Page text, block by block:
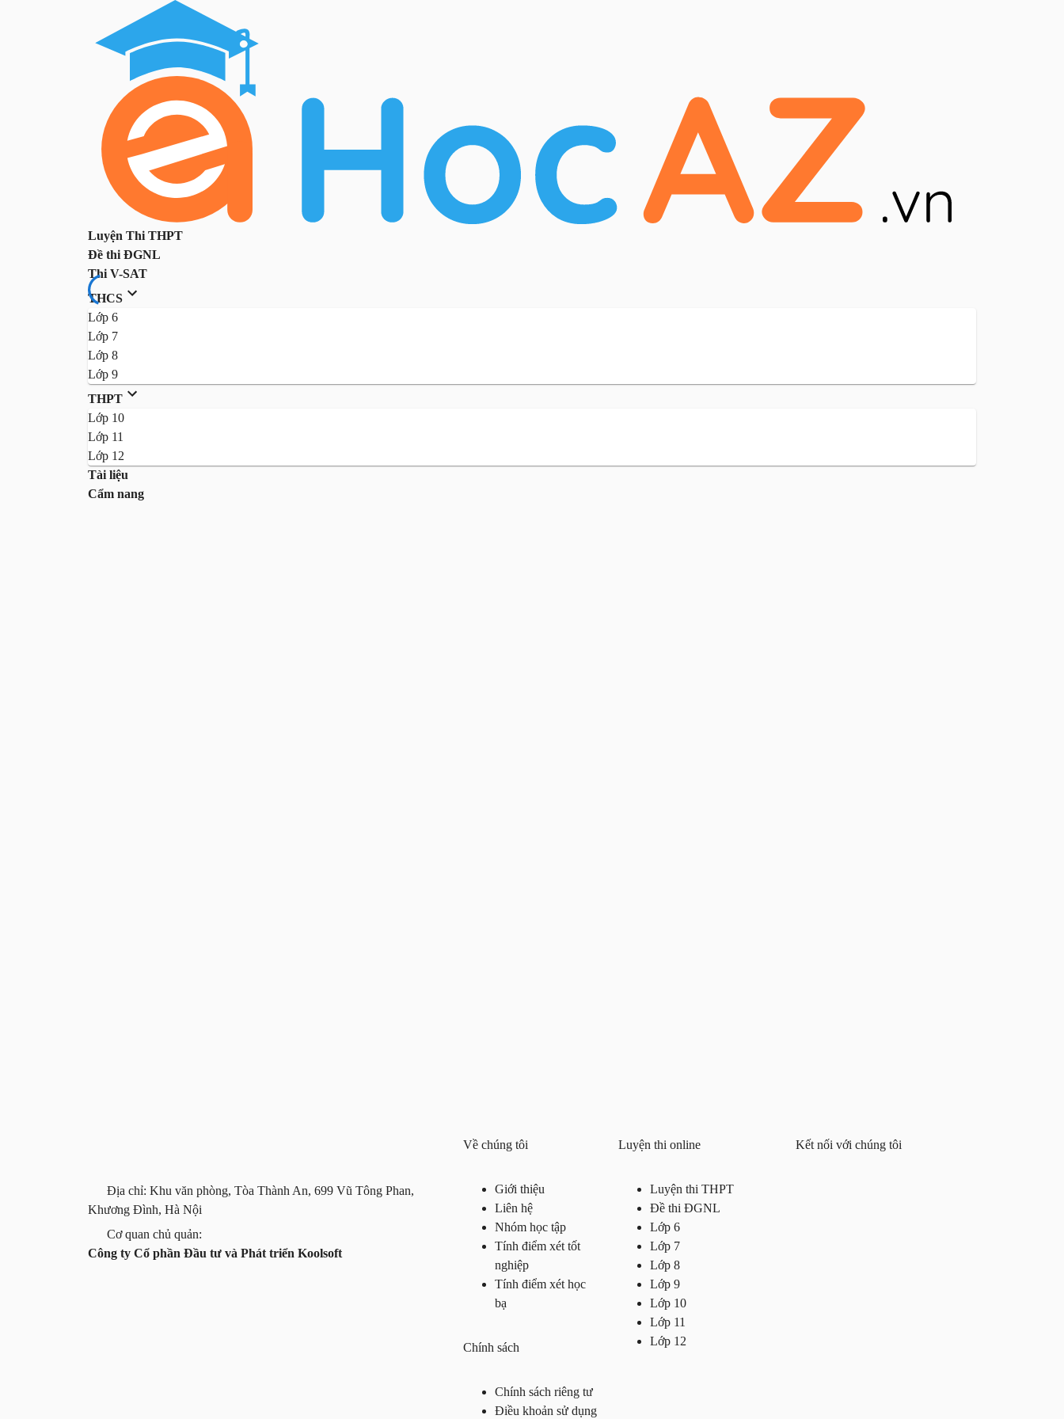
Luyện Thi THPT
Đề thi ĐGNL
Thi V-SAT
THCS
Lớp 6
Lớp 7
Lớp 8
Lớp 9
THPT
Lớp 10
Lớp 11
Lớp 12
Tài liệu
Cẩm nang
Địa chỉ: Khu văn phòng, Tòa Thành An, 699 Vũ Tông Phan,
Khương Đình, Hà Nội
Cơ quan chủ quản:
Công ty Cổ phần Đầu tư và Phát triển Koolsoft
Về chúng tôi
Giới thiệu
Liên hệ
Nhóm học tập
Tính điểm xét tốt
nghiệp
Tính điểm xét học
bạ
Chính sách
Chính sách riêng tư
Điều khoản sử dụng
Luyện thi online
Luyện thi THPT
Đề thi ĐGNL
Lớp 6
Lớp 7
Lớp 8
Lớp 9
Lớp 10
Lớp 11
Lớp 12
Kết nối với chúng tôi